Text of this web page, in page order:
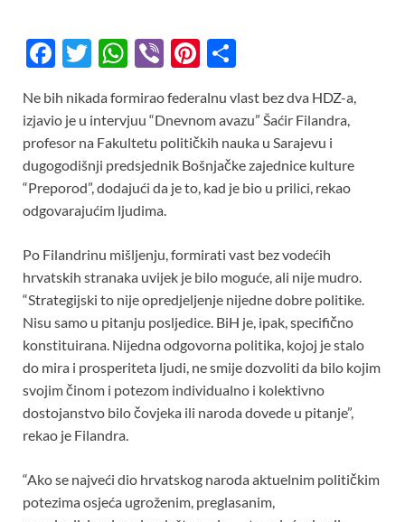
F
e
b
o
o
k
T
itt
er
W
at
s
A
p
p
Vi
er
Pi
er
es
t
ar
e
Ne bih nikada formirao federalnu vlast bez dva HDZ-a,
izjavio je u intervjuu “Dnevnom avazu” Šaćir Filandra,
profesor na Fakultetu političkih nauka u Sarajevu i
dugogodišnji predsjednik Bošnjačke zajednice kulture
“Preporod”, dodajući da je to, kad je bio u prilici, rekao
odgovarajućim ljudima.
Po Filandrinu mišljenju, formirati vast bez vodećih
hrvatskih stranaka uvijek je bilo moguće, ali nije mudro.
“Strategijski to nije opredjeljenje nijedne dobre politike.
Nisu samo u pitanju posljedice. BiH je, ipak, specifično
konstituirana. Nijedna odgovorna politika, kojoj je stalo
do mira i prosperiteta ljudi, ne smije dozvoliti da bilo kojim
svojim činom i potezom individualno i kolektivno
dostojanstvo bilo čovjeka ili naroda dovede u pitanje”,
rekao je Filandra.
“Ako se najveći dio hrvatskog naroda aktuelnim političkim
potezima osjeća ugroženim, preglasanim,